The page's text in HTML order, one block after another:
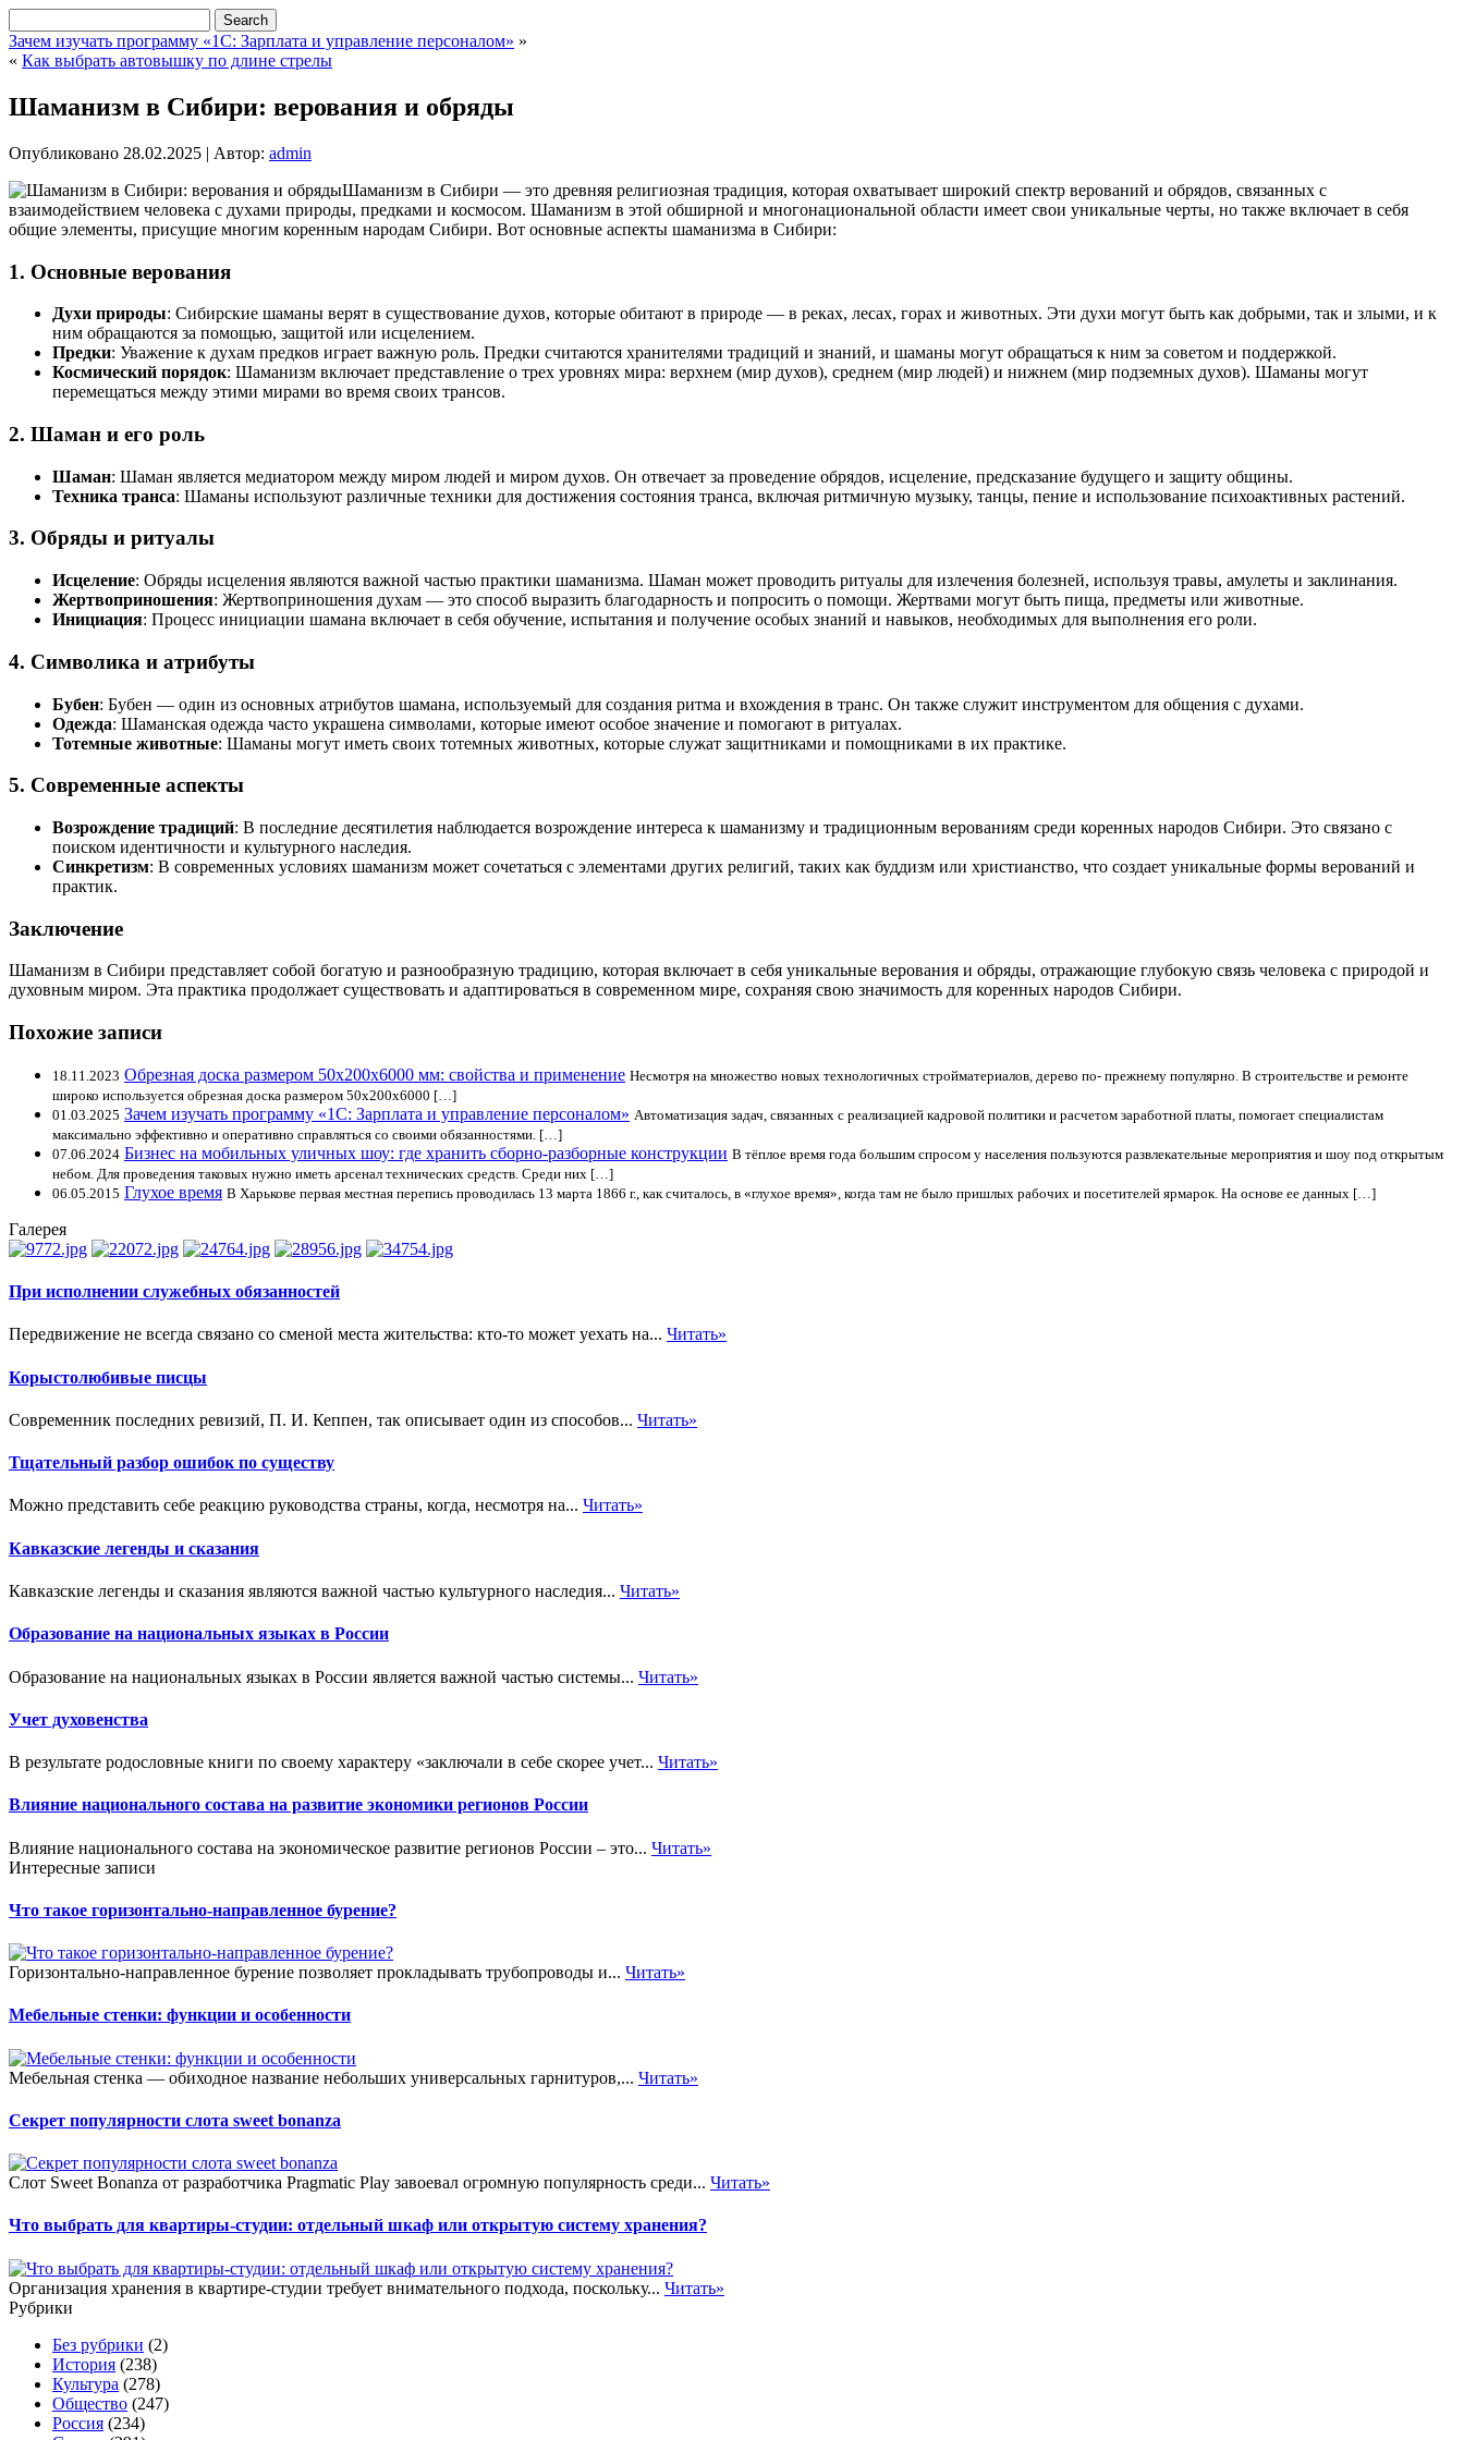
Зачем изучать программу «1С: Зарплата и управление персоналом» »
« Как выбрать автовышку по длине стрелы
Шаманизм в Сибири: верования и обряды
Опубликовано 28.02.2025 | Автор: admin
Шаманизм в Сибири — это древняя религиозная традиция, которая охватывает широкий спектр верований и обрядов, связанных с
взаимодействием человека с духами природы, предками и космосом. Шаманизм в этой обширной и многонациональной области имеет свои уникальные черты, но также включает в себя
общие элементы, присущие многим коренным народам Сибири. Вот основные аспекты шаманизма в Сибири:
1. Основные верования
Духи природы: Сибирские шаманы верят в существование духов, которые обитают в природе — в реках, лесах, горах и животных. Эти духи могут быть как добрыми, так и злыми, и к
ним обращаются за помощью, защитой или исцелением.
Предки: Уважение к духам предков играет важную роль. Предки считаются хранителями традиций и знаний, и шаманы могут обращаться к ним за советом и поддержкой.
Космический порядок: Шаманизм включает представление о трех уровнях мира: верхнем (мир духов), среднем (мир людей) и нижнем (мир подземных духов). Шаманы могут
перемещаться между этими мирами во время своих трансов.
2. Шаман и его роль
Шаман: Шаман является медиатором между миром людей и миром духов. Он отвечает за проведение обрядов, исцеление, предсказание будущего и защиту общины.
Техника транса: Шаманы используют различные техники для достижения состояния транса, включая ритмичную музыку, танцы, пение и использование психоактивных растений.
3. Обряды и ритуалы
Исцеление: Обряды исцеления являются важной частью практики шаманизма. Шаман может проводить ритуалы для излечения болезней, используя травы, амулеты и заклинания.
Жертвоприношения: Жертвоприношения духам — это способ выразить благодарность и попросить о помощи. Жертвами могут быть пища, предметы или животные.
Инициация: Процесс инициации шамана включает в себя обучение, испытания и получение особых знаний и навыков, необходимых для выполнения его роли.
4. Символика и атрибуты
Бубен: Бубен — один из основных атрибутов шамана, используемый для создания ритма и вхождения в транс. Он также служит инструментом для общения с духами.
Одежда: Шаманская одежда часто украшена символами, которые имеют особое значение и помогают в ритуалах.
Тотемные животные: Шаманы могут иметь своих тотемных животных, которые служат защитниками и помощниками в их практике.
5. Современные аспекты
Возрождение традиций: В последние десятилетия наблюдается возрождение интереса к шаманизму и традиционным верованиям среди коренных народов Сибири. Это связано с
поиском идентичности и культурного наследия.
Синкретизм: В современных условиях шаманизм может сочетаться с элементами других религий, таких как буддизм или христианство, что создает уникальные формы верований и
практик.
Заключение
Шаманизм в Сибири представляет собой богатую и разнообразную традицию, которая включает в себя уникальные верования и обряды, отражающие глубокую связь человека с природой и
духовным миром. Эта практика продолжает существовать и адаптироваться в современном мире, сохраняя свою значимость для коренных народов Сибири.
Похожие записи
18.11.2023 Обрезная доска размером 50х200х6000 мм: свойства и применение Несмотря на множество новых технологичных стройматериалов, дерево по- прежнему популярно. В строительстве и ремонте
широко используется обрезная доска размером 50х200х6000 […]
01.03.2025 Зачем изучать программу «1С: Зарплата и управление персоналом» Автоматизация задач, связанных с реализацией кадровой политики и расчетом заработной платы, помогает специалистам
максимально эффективно и оперативно справляться со своими обязанностями. […]
07.06.2024 Бизнес на мобильных уличных шоу: где хранить сборно-разборные конструкции В тёплое время года большим спросом у населения пользуются развлекательные мероприятия и шоу под открытым
небом. Для проведения таковых нужно иметь арсенал технических средств. Среди них […]
06.05.2015 Глухое время В Харькове первая местная перепись проводилась 13 марта 1866 г., как считалось, в «глухое время», когда там не было пришлых рабочих и посетителей ярмарок. На основе ее данных […]
Галерея
При исполнении служебных обязанностей
Передвижение не всегда связано со сменой места жительства: кто-то может уехать на... Читать»
Корыстолюбивые писцы
Современник последних ревизий, П. И. Кеппен, так описывает один из способов... Читать»
Тщательный разбор ошибок по существу
Можно представить себе реакцию руководства страны, когда, несмотря на... Читать»
Кавказские легенды и сказания
Кавказские легенды и сказания являются важной частью культурного наследия... Читать»
Образование на национальных языках в России
Образование на национальных языках в России является важной частью системы... Читать»
Учет духовенства
В результате родословные книги по своему характеру «заключали в себе скорее учет... Читать»
Влияние национального состава на развитие экономики регионов России
Влияние национального состава на экономическое развитие регионов России – это... Читать»
Интересные записи
Что такое горизонтально-направленное бурение?
Горизонтально-направленное бурение позволяет прокладывать трубопроводы и... Читать»
Мебельные стенки: функции и особенности
Мебельная стенка — обиходное название небольших универсальных гарнитуров,... Читать»
Секрет популярности слота sweet bonanza
Слот Sweet Bonanza от разработчика Pragmatic Play завоевал огромную популярность среди... Читать»
Что выбрать для квартиры-студии: отдельный шкаф или открытую систему хранения?
Организация хранения в квартире-студии требует внимательного подхода, поскольку... Читать»
Рубрики
Без рубрики (2)
История (238)
Культура (278)
Общество (247)
Россия (234)